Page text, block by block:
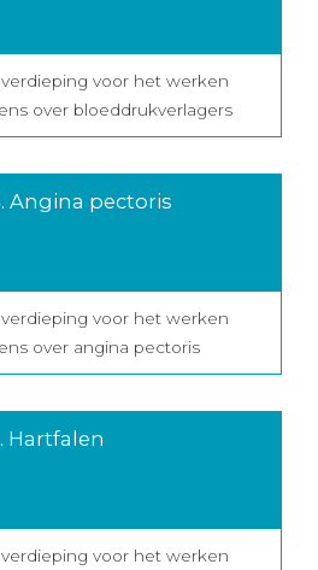
voor het werken
over bloeddrukverlagers
Angina pectoris
voor het werken
over angina pectoris
Hartfalen
voor het werken